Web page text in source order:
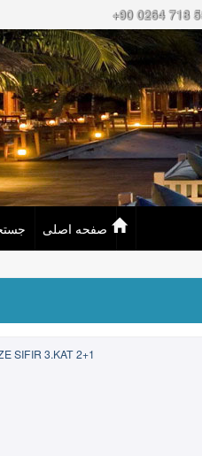
+90 0264 718
صفحه اصلی
SIFIR 3.KAT 2+1